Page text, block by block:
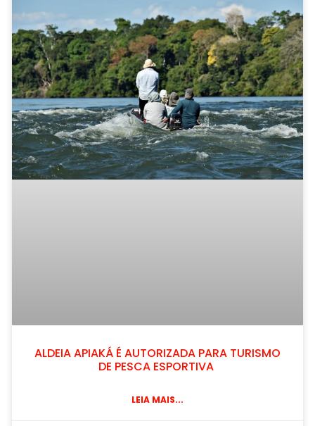
ALDEIA APIAKÁ É AUTORIZADA PARA TURISMO
DE PESCA ESPORTIVA
LEIA MAIS...